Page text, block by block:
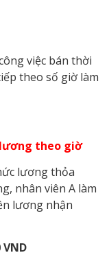
việc bán thời
theo số giờ làm
theo giờ
lương thỏa
nhân viên A làm
lương nhận
VND